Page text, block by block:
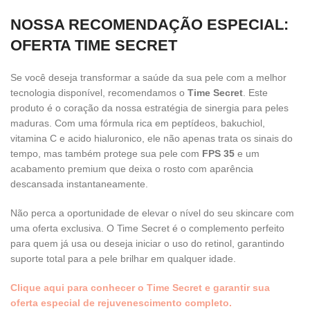
NOSSA RECOMENDAÇÃO ESPECIAL:
OFERTA TIME SECRET
Se você deseja transformar a saúde da sua pele com a melhor
tecnologia disponível, recomendamos o Time Secret. Este
produto é o coração da nossa estratégia de sinergia para peles
maduras. Com uma fórmula rica em peptídeos, bakuchiol,
vitamina C e acido hialuronico, ele não apenas trata os sinais do
tempo, mas também protege sua pele com FPS 35 e um
acabamento premium que deixa o rosto com aparência
descansada instantaneamente.
Não perca a oportunidade de elevar o nível do seu skincare com
uma oferta exclusiva. O Time Secret é o complemento perfeito
para quem já usa ou deseja iniciar o uso do retinol, garantindo
suporte total para a pele brilhar em qualquer idade.
Clique aqui para conhecer o Time Secret e garantir sua
oferta especial de rejuvenescimento completo.